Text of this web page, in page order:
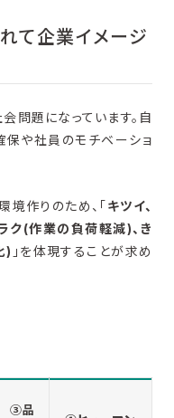
て企業イメージ
問題になっています。自
や社員のモチベーショ
境作りのため、「キツイ、
ク(作業の負荷軽減)、き
) 」を体現することが求め
③品